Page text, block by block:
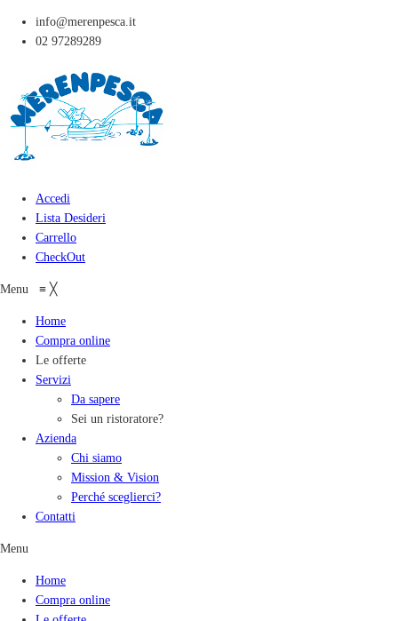
info@merenpesca.it
02 97289289
Accedi
Lista Desideri
Carrello
CheckOut
Menu ≡ ╳
Home
Compra online
Le offerte
Servizi
Da sapere
Sei un ristoratore?
Azienda
Chi siamo
Mission & Vision
Perché sceglierci?
Contatti
Menu
Home
Compra online